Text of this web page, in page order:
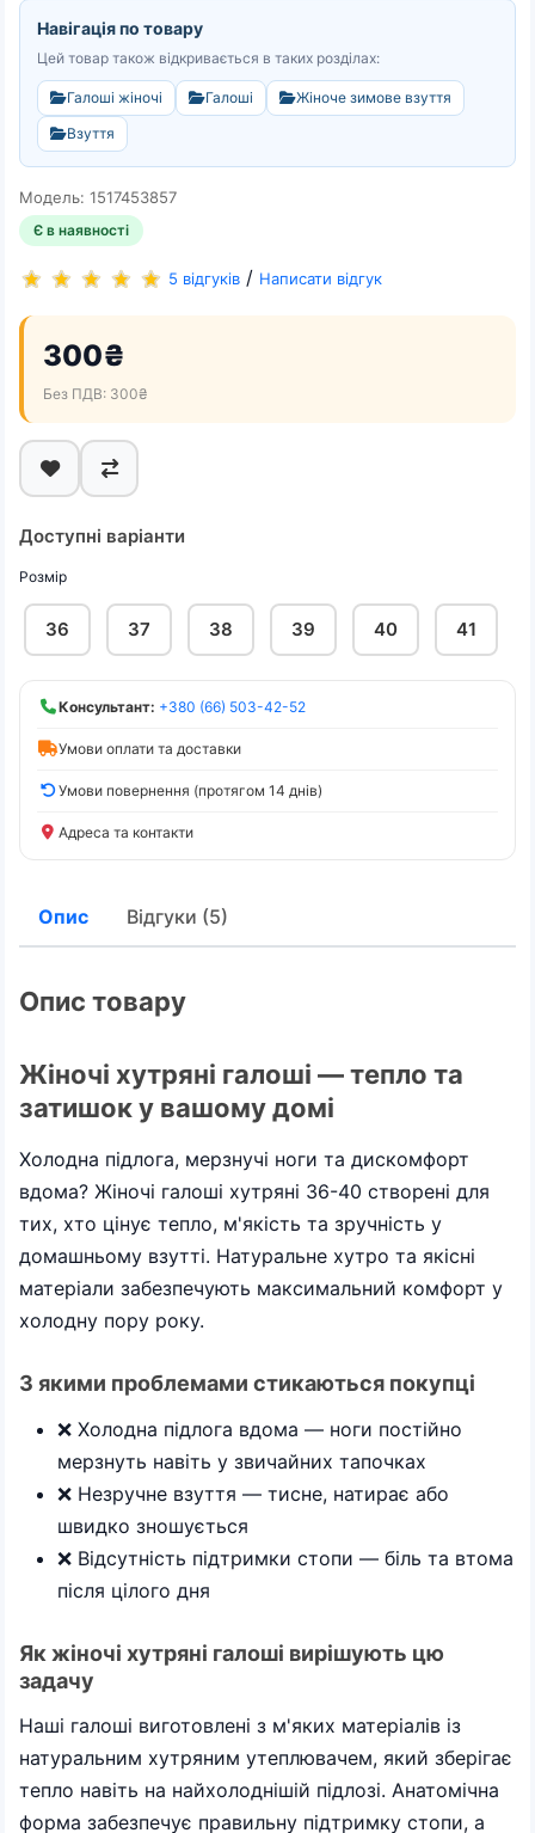
Навігація по товару
Цей товар також відкривається в таких розділах:
Галоші жіночі Галоші
Жіноче зимове взуття
Взуття
Модель: 1517453857
Є в наявності
5 відгуків / Написати відгук
300₴
Без ПДВ: 300₴
Доступні варіанти
Розмір
36 37 38 39 40 41
Консультант: +380 (66) 503-42-52
Умови оплати та доставки
Умови повернення (протягом 14 днів)
Адреса та контакти
Опис Відгуки (5)
Опис товару
Жіночі хутряні галоші — тепло та
затишок у вашому домі
Холодна підлога, мерзнучі ноги та дискомфорт
вдома? Жіночі галоші хутряні 36-40 створені для
тих, хто цінує тепло, м'якість та зручність у
домашньому взутті. Натуральне хутро та якісні
матеріали забезпечують максимальний комфорт у
холодну пору року.
З якими проблемами стикаються покупці
❌ Холодна підлога вдома — ноги постійно
мерзнуть навіть у звичайних тапочках
❌ Незручне взуття — тисне, натирає або
швидко зношується
❌ Відсутність підтримки стопи — біль та втома
після цілого дня
Як жіночі хутряні галоші вирішують цю
задачу
Наші галоші виготовлені з м'яких матеріалів із
натуральним хутряним утеплювачем, який зберігає
тепло навіть на найхолоднішій підлозі. Анатомічна
форма забезпечує правильну підтримку стопи, а